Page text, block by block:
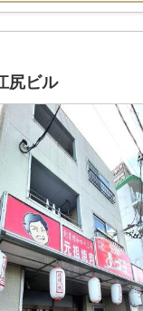
尻ビル